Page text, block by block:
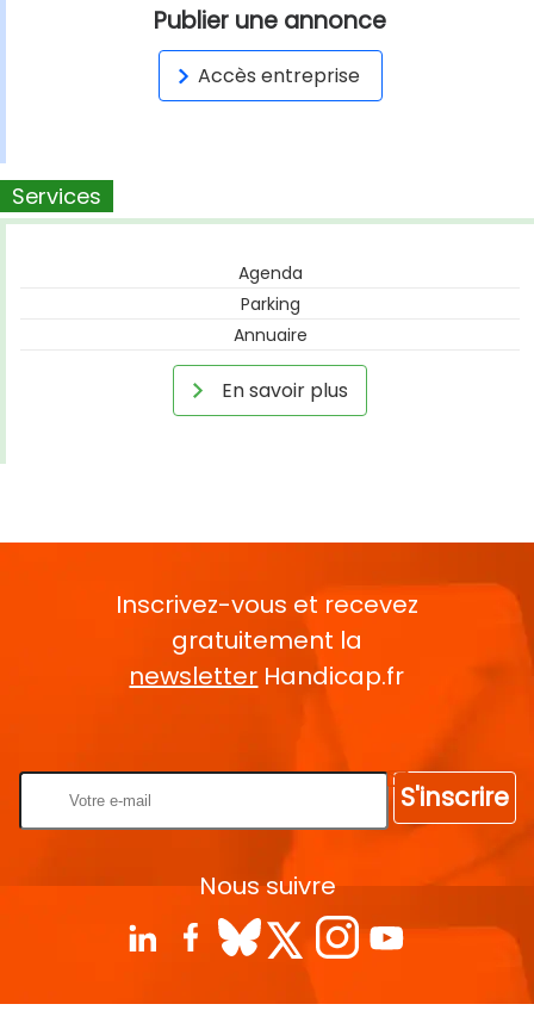
Publier une annonce
Accès entreprise
Services
Agenda
Parking
Annuaire
En savoir plus
Inscrivez-vous et recevez
gratuitement la
newsletter Handicap.fr
S'inscrire
Nous suivre